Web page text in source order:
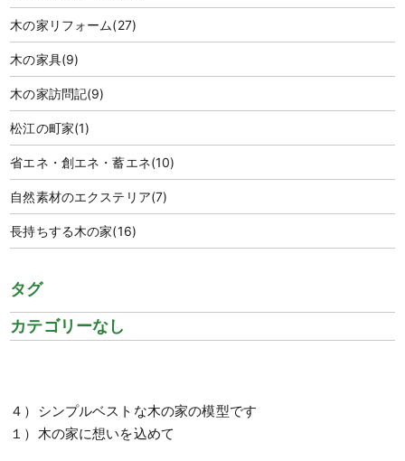
木の家リフォーム(27)
木の家具(9)
木の家訪問記(9)
松江の町家(1)
省エネ・創エネ・蓄エネ(10)
自然素材のエクステリア(7)
長持ちする木の家(16)
タグ
カテゴリーなし
４）シンプルベストな木の家の模型です
１）木の家に想いを込めて